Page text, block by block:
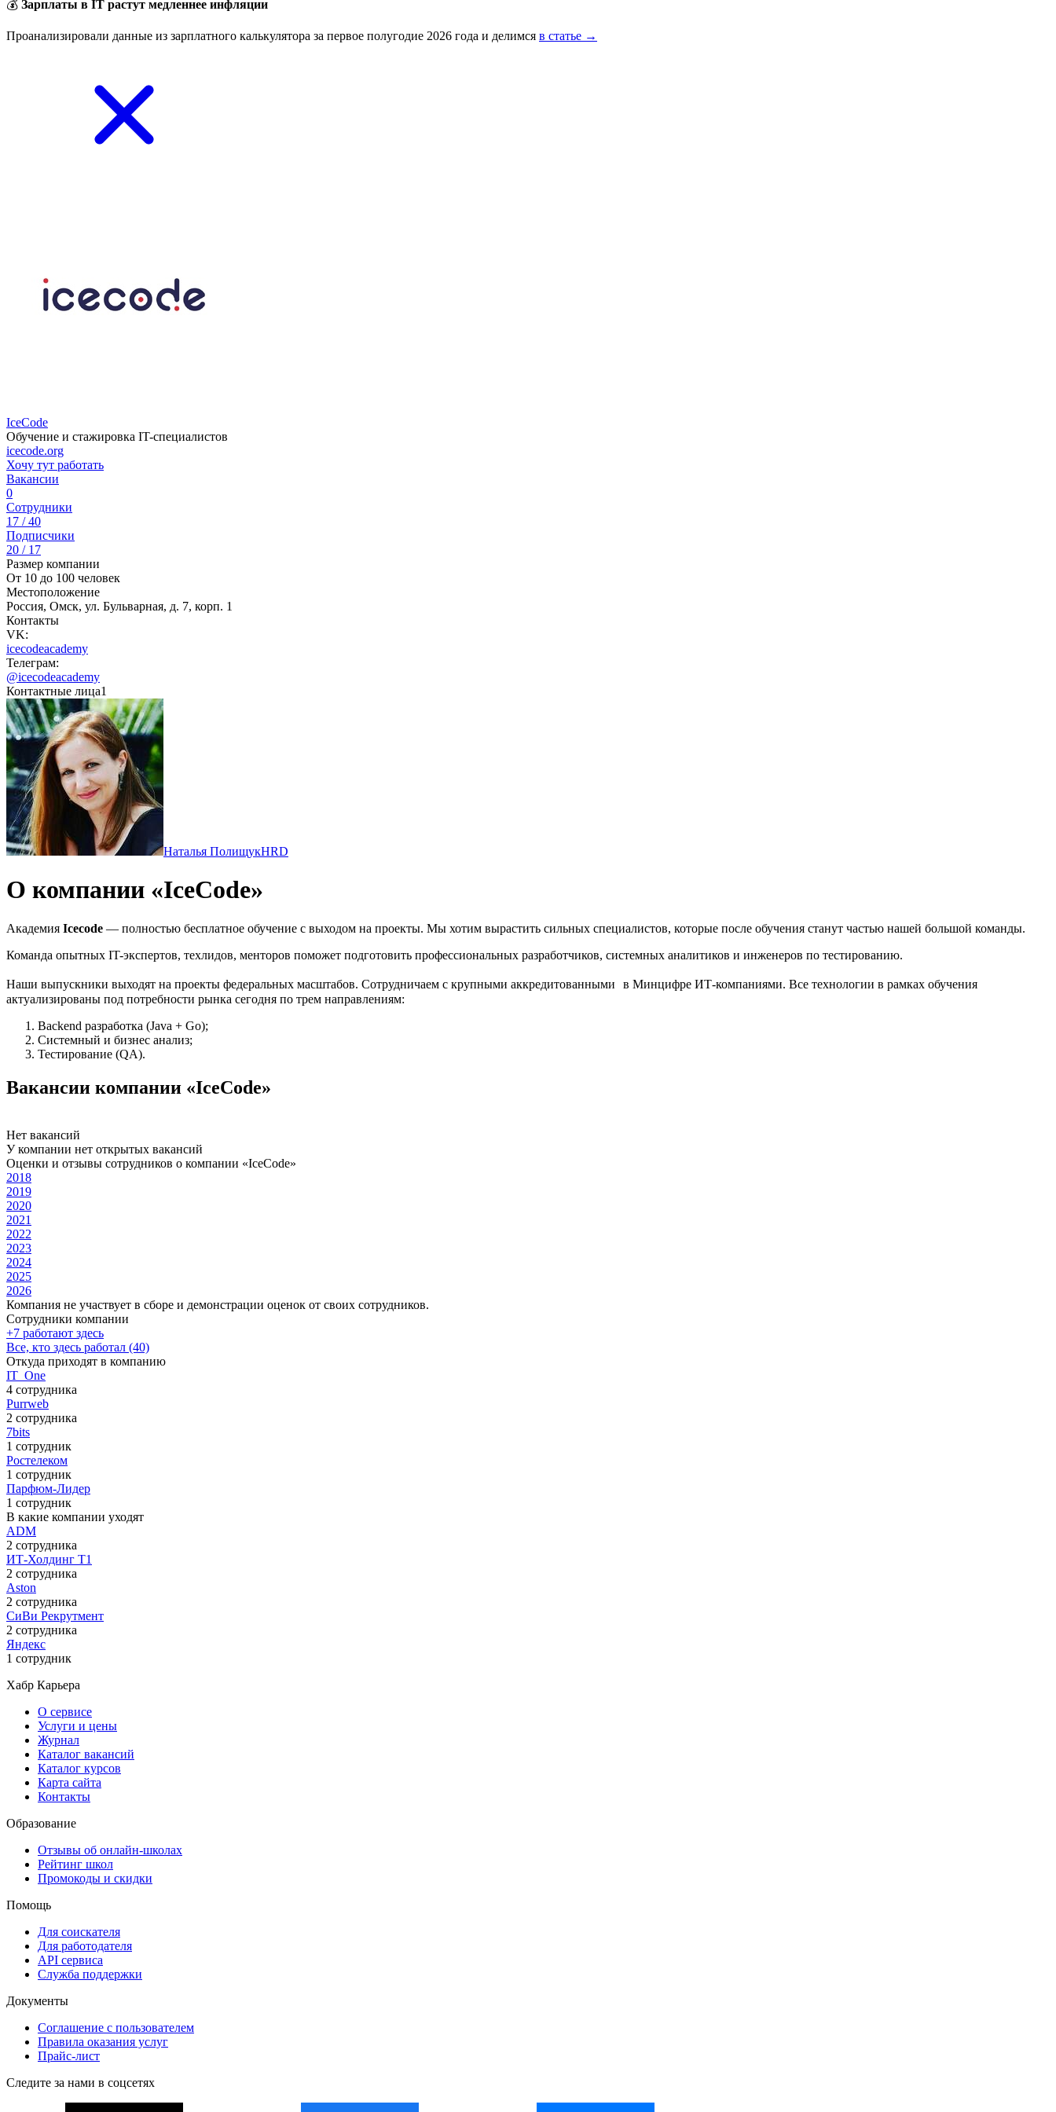
💰 Зарплаты в IT растут медленнее инфляции
Проанализировали данные из зарплатного калькулятора за первое полугодие 2026 года и делимся в статье →
IceCode
Обучение и стажировка IT-специалистов
icecode.org
Хочу тут работать
Вакансии
0
Сотрудники
17 / 40
Подписчики
20 / 17
Размер компании
От 10 до 100 человек
Местоположение
Россия, Омск, ул. Бульварная, д. 7, корп. 1
Контакты
VK:
icecodeacademy
Телеграм:
@icecodeacademy
Контактные лица1
Наталья ПолищукHRD
О компании «IceCode»
Академия Icecode — полностью бесплатное обучение с выходом на проекты. Мы хотим вырастить сильных специалистов, которые после обучения станут частью нашей большой команды.
Команда опытных IT-экспертов, техлидов, менторов поможет подготовить профессиональных разработчиков, системных аналитиков и инженеров по тестированию.
Наши выпускники выходят на проекты федеральных масштабов. Сотрудничаем с крупными аккредитованными в Минцифре ИТ-компаниями. Все технологии в рамках обучения
актуализированы под потребности рынка сегодня по трем направлениям:
Backend разработка (Java + Go);
Системный и бизнес анализ;
Тестирование (QA).
Вакансии компании «IceCode»
Нет вакансий
У компании нет открытых вакансий
Оценки и отзывы сотрудников о компании «IceCode»
2018
2019
2020
2021
2022
2023
2024
2025
2026
Компания не участвует в сборе и демонстрации оценок от своих сотрудников.
Сотрудники компании
+7 работают здесь
Все, кто здесь работал (40)
Откуда приходят в компанию
IT_One
4 сотрудника
Purrweb
2 сотрудника
7bits
1 сотрудник
Ростелеком
1 сотрудник
Парфюм-Лидер
1 сотрудник
В какие компании уходят
ADM
2 сотрудника
ИТ-Холдинг Т1
2 сотрудника
Aston
2 сотрудника
СиВи Рекрутмент
2 сотрудника
Яндекс
1 сотрудник
Хабр Карьера
О сервисе
Услуги и цены
Журнал
Каталог вакансий
Каталог курсов
Карта сайта
Контакты
Образование
Отзывы об онлайн-школах
Рейтинг школ
Промокоды и скидки
Помощь
Для соискателя
Для работодателя
API сервиса
Служба поддержки
Документы
Соглашение с пользователем
Правила оказания услуг
Прайс-лист
Следите за нами в соцсетях